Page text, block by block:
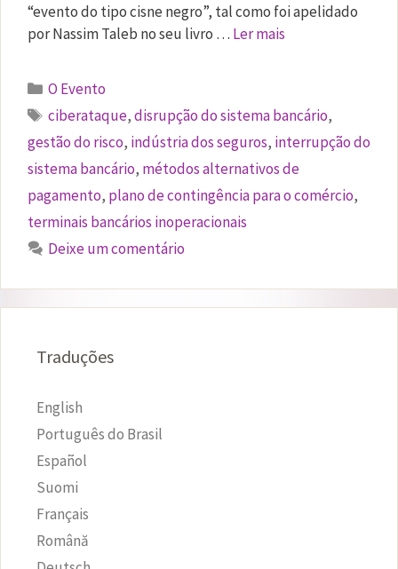
“evento do tipo cisne negro”, tal como foi apelidado
por Nassim Taleb no seu livro … Ler mais
Categorias
O Evento
Etiquetas
ciberataque,disrupção do sistema bancário,
gestão do risco, indústria dos seguros, interrupção do
sistema bancário, métodos alternativos de
pagamento, plano de contingência para o comércio,
terminais bancários inoperacionais
Deixe um comentário
Traduções
English
Português do Brasil
Español
Suomi
Français
Română